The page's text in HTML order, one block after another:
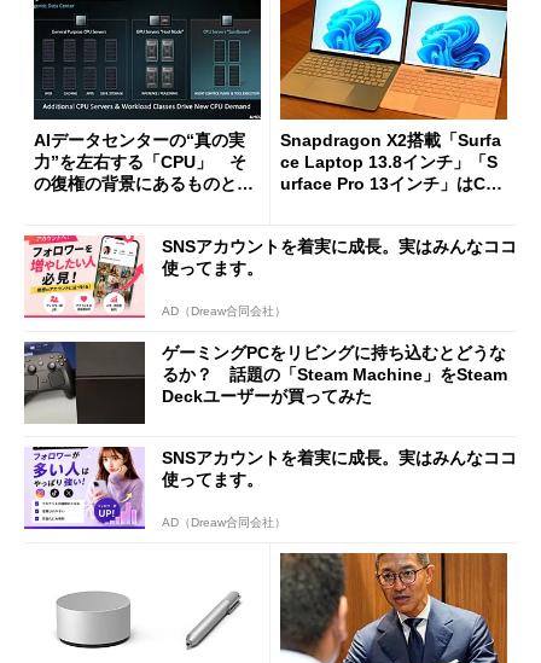
AIデータセンターの“真の実
力”を左右する「CPU」 そ
の復権の背景にあるものと
Snapdragon X2搭載「Surfa
ce Laptop 13.8インチ」「S
urface Pro 13インチ」はCop
た
SNSアカウントを着実に成長。実はみんなココ
使ってます。
AD（Dreaw合同会社）
ゲーミングPCをリビングに持ち込むとどうな
るか？ 話題の「Steam Machine」をSteam
Deckユーザーが買ってみた
SNSアカウントを着実に成長。実はみんなココ
使ってます。
AD（Dreaw合同会社）